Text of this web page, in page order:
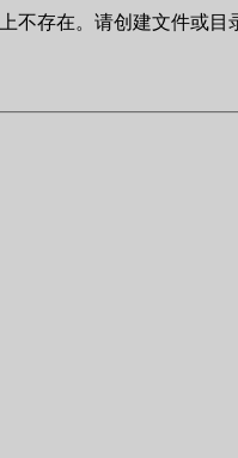
不存在。请创建文件或目